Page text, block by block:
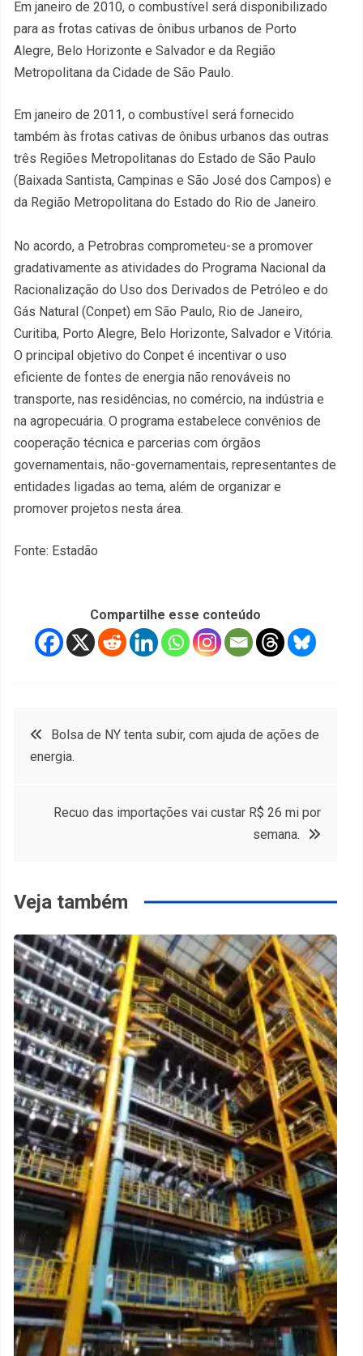
Em janeiro de 2010, o combustível será disponibilizado
para as frotas cativas de ônibus urbanos de Porto
Alegre, Belo Horizonte e Salvador e da Região
Metropolitana da Cidade de São Paulo.
Em janeiro de 2011, o combustível será fornecido
também às frotas cativas de ônibus urbanos das outras
três Regiões Metropolitanas do Estado de São Paulo
(Baixada Santista, Campinas e São José dos Campos) e
da Região Metropolitana do Estado do Rio de Janeiro.
No acordo, a Petrobras comprometeu-se a promover
gradativamente as atividades do Programa Nacional da
Racionalização do Uso dos Derivados de Petróleo e do
Gás Natural (Conpet) em São Paulo, Rio de Janeiro,
Curitiba, Porto Alegre, Belo Horizonte, Salvador e Vitória.
O principal objetivo do Conpet é incentivar o uso
eficiente de fontes de energia não renováveis no
transporte, nas residências, no comércio, na indústria e
na agropecuária. O programa estabelece convênios de
cooperação técnica e parcerias com órgãos
governamentais, não-governamentais, representantes de
entidades ligadas ao tema, além de organizar e
promover projetos nesta área.
Fonte: Estadão
Compartilhe esse conteúdo
Navegação
Post
Bolsa de NY tenta subir, com ajuda de ações de
energia.
Recuo das importações vai custar R$ 26 mi por
semana.
Veja também